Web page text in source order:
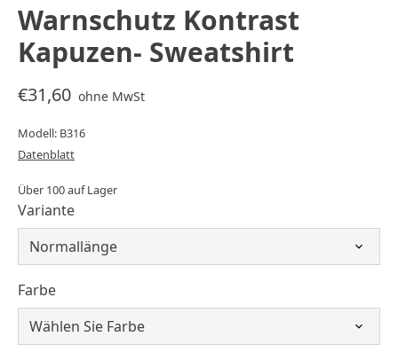
Warnschutz Kontrast
Kapuzen- Sweatshirt
€31,60 ohne MwSt
Modell: B316
Datenblatt
Über 100 auf Lager
Variante
Farbe